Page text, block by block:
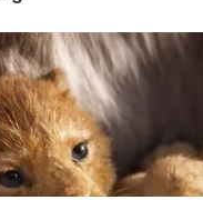
inspiratif dari sudut
Follow Kabarbaru